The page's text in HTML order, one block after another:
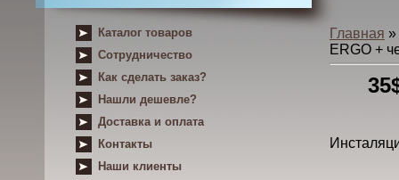
Каталог товаров
Сотрудничество
Как сделать заказ?
Нашли дешевле?
Доставка и оплата
Контакты
Наши клиенты
Главная »
ERGO +